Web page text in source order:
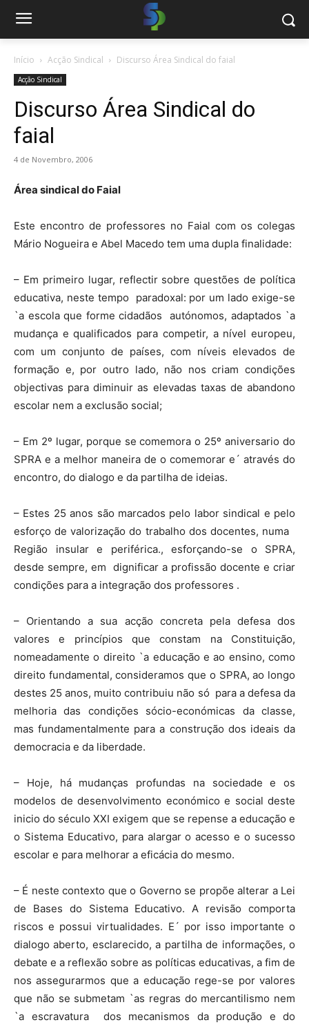
Início Acção Sindical Discurso Área Sindical do faial
Acção Sindical
Discurso Área Sindical do
faial
4 de Novembro, 2006
Área sindical do Faial
Este encontro de professores no Faial com os colegas
Mário Nogueira e Abel Macedo tem uma dupla finalidade:
– Em primeiro lugar, reflectir sobre questões de política
educativa, neste tempo paradoxal: por um lado exige-se
`a escola que forme cidadãos autónomos, adaptados `a
mudança e qualificados para competir, a nível europeu,
com um conjunto de países, com níveis elevados de
formação e, por outro lado, não nos criam condições
objectivas para diminuir as elevadas taxas de abandono
escolar nem a exclusão social;
– Em 2º lugar, porque se comemora o 25º aniversario do
SPRA e a melhor maneira de o comemorar e´ através do
encontro, do dialogo e da partilha de ideias.
– Estes 25 anos são marcados pelo labor sindical e pelo
esforço de valorização do trabalho dos docentes, numa
Região insular e periférica., esforçando-se o SPRA,
desde sempre, em dignificar a profissão docente e criar
condições para a integração dos professores .
– Orientando a sua acção concreta pela defesa dos
valores e princípios que constam na Constituição,
nomeadamente o direito `a educação e ao ensino, como
direito fundamental, consideramos que o SPRA, ao longo
destes 25 anos, muito contribuiu não só para a defesa da
melhoria das condições sócio-económicas da classe,
mas fundamentalmente para a construção dos ideais da
democracia e da liberdade.
– Hoje, há mudanças profundas na sociedade e os
modelos de desenvolvimento económico e social deste
inicio do século XXI exigem que se repense a educação e
o Sistema Educativo, para alargar o acesso e o sucesso
escolar e para melhorar a eficácia do mesmo.
– É neste contexto que o Governo se propõe alterar a Lei
de Bases do Sistema Educativo. A revisão comporta
riscos e possui virtualidades. E´ por isso importante o
dialogo aberto, esclarecido, a partilha de informações, o
debate e a reflexão sobre as políticas educativas, a fim de
nos assegurarmos que a educação rege-se por valores
que não se submetam `as regras do mercantilismo nem
`a escravatura dos mecanismos da produção e do